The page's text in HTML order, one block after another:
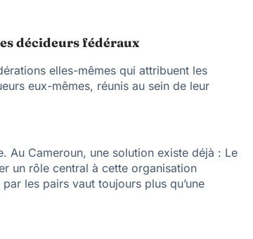
décideurs fédéraux
elles-mêmes qui attribuent les
eux-mêmes, réunis au sein de leur
Au Cameroun, une solution existe déjà : Le
un rôle central à cette organisation
les pairs vaut toujours plus qu’une